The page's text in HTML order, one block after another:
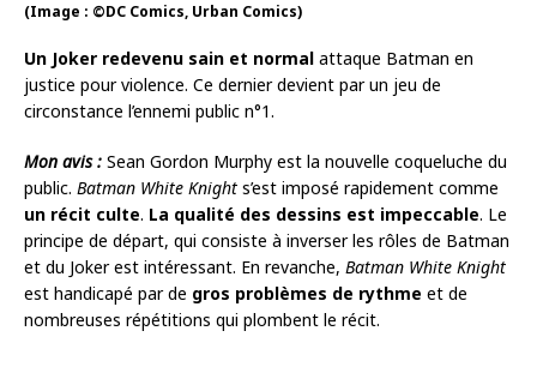
(Image : ©DC Comics, Urban Comics)
Un Joker redevenu sain et normal attaque Batman en
justice pour violence. Ce dernier devient par un jeu de
circonstance l’ennemi public n°1.
Mon avis : Sean Gordon Murphy est la nouvelle coqueluche du
public. Batman White Knight s’est imposé rapidement comme
un récit culte. La qualité des dessins est impeccable. Le
principe de départ, qui consiste à inverser les rôles de Batman
et du Joker est intéressant. En revanche, Batman White Knight
est handicapé par de gros problèmes de rythme et de
nombreuses répétitions qui plombent le récit.